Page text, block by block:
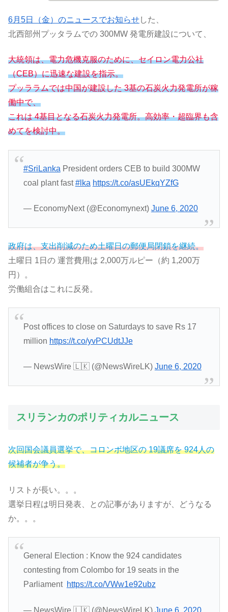
6月5日（金）のニュースでお知らせした、
北西部州プッタラムでの 300MW 発電所建設について、
大統領は、電力危機克服のために、セイロン電力公社
（CEB）に迅速な建設を指示。
プッララムでは中国が建設した 3基の石炭火力発電所が稼
働中で、
これは 4基目となる石炭火力発電所。高効率・超臨界も含
めてを検討中。
#SriLanka President orders CEB to build 300MW
coal plant fast#lka https://t.co/asUEkqYZfG
— EconomyNext (@Economynext) June 6, 2020
政府は、支出削減のため土曜日の郵便局閉鎖を継続。
土曜日 1日の 運営費用は 2,000万ルピー（約 1,200万
円）。
労働組合はこれに反発。
Post offices to close on Saturdays to save Rs 17
million https://t.co/yvPCUdtJJe
— NewsWire 🇱🇰 (@NewsWireLK) June 6, 2020
スリランカのポリティカルニュース
次回国会議員選挙で、コロンボ地区の 19議席を 924人の
候補者が争う。
リストが長い。。。
選挙日程は明日発表、との記事がありますが、どうなる
か。。。
General Election : Know the 924 candidates
contesting from Colombo for 19 seats in the
Parliament https://t.co/VWw1e92ubz
— NewsWire 🇱🇰 (@NewsWireLK) June 6, 2020